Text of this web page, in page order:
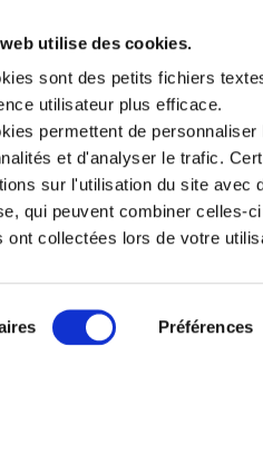
utilise des cookies.
sont des petits fichiers
utilisateur plus efficace.
permettent de
et d'analyser le trafic.
sur l'utilisation du site avec
qui peuvent combiner celles-
ont collectées lors de votre
Préférences